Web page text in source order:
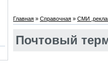
Главная » Справочная » СМИ
Почтовый